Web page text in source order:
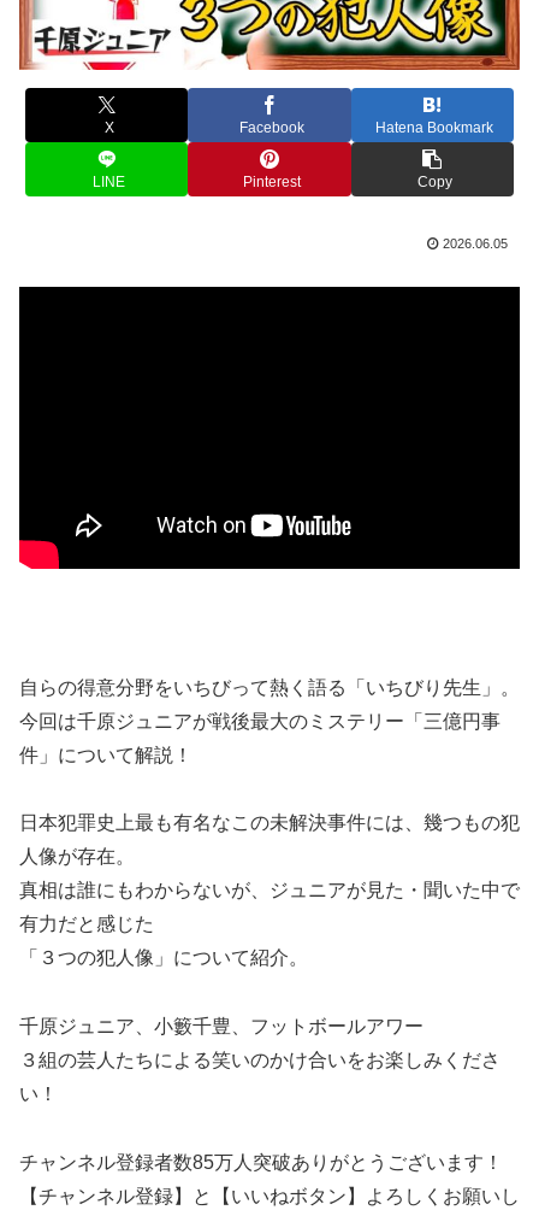
X Facebook Hatena Bookmark
LINE Pinterest Copy
2026.06.05
自らの得意分野をいちびって熱く語る「いちびり先生」。
今回は千原ジュニアが戦後最大のミステリー「三億円事
件」について解説！
日本犯罪史上最も有名なこの未解決事件には、幾つもの犯
人像が存在。
真相は誰にもわからないが、ジュニアが見た・聞いた中で
有力だと感じた
「３つの犯人像」について紹介。
千原ジュニア、小籔千豊、フットボールアワー
３組の芸人たちによる笑いのかけ合いをお楽しみくださ
い！
チャンネル登録者数85万人突破ありがとうございます！
【チャンネル登録】と【いいねボタン】よろしくお願いし